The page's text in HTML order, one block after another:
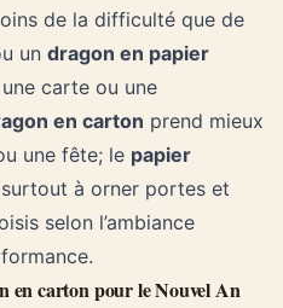
de la difficulté que de
un dragon en papier
carte ou une
en carton prend mieux
une fête; le papier
à orner portes et
selon l’ambiance
en carton pour le Nouvel An